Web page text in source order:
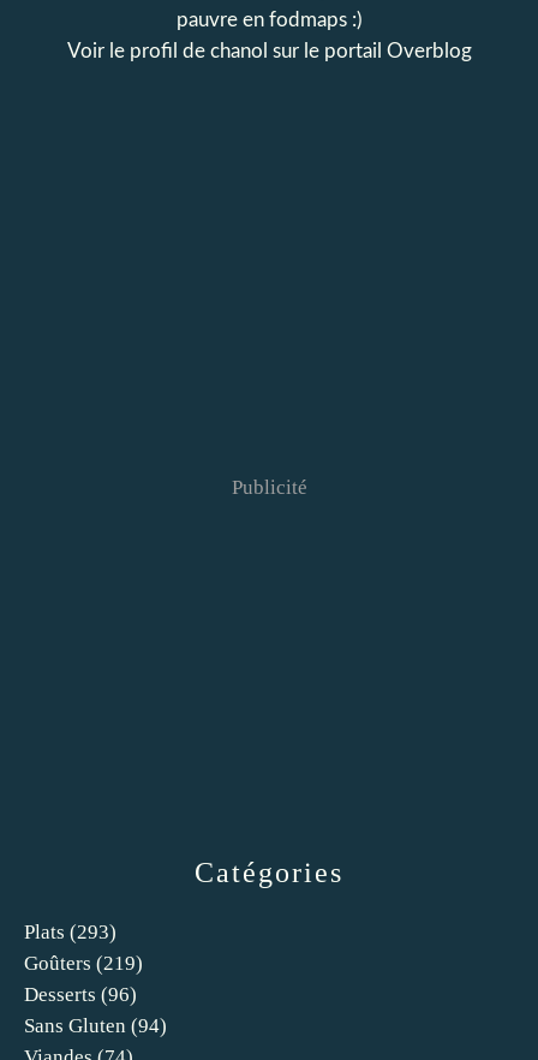
Catégories
Plats (293)
Goûters (219)
Desserts (96)
Sans Gluten (94)
pauvre en fodmaps :)
Voir le profil de chanol sur le portail Overblog
Publicité